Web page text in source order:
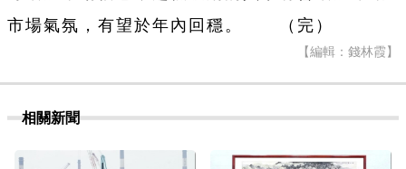
市場氣氛，有望於年內回穩。 （完）
【編輯：錢林霞】
相關新聞